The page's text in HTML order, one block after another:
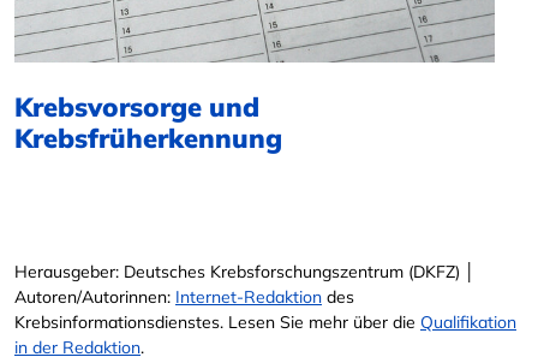
Krebsvorsorge und
Krebsfrüherkennung
Herausgeber: Deutsches Krebsforschungszentrum (DKFZ) │
Autoren/Autorinnen: Internet-Redaktion des
Krebsinformationsdienstes. Lesen Sie mehr über die Qualifikation
in der Redaktion.